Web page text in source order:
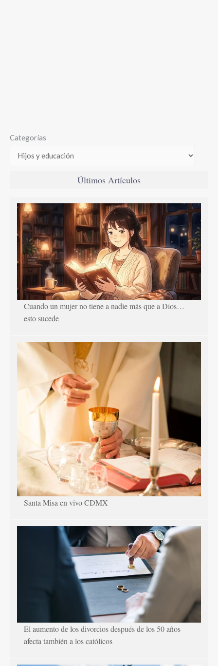
Categorías
Últimos Artículos
Cuando un mujer no tiene a nadie más que a Dios…
esto sucede
Santa Misa en vivo CDMX
El aumento de los divorcios después de los 50 años
afecta también a los católicos